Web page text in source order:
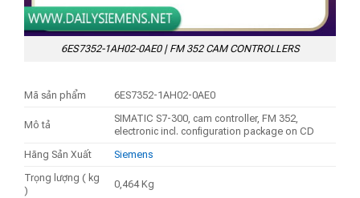
6ES7352-1AH02-0AE0 | FM 352 CAM CONTROLLERS
Mã sản phẩm 6ES7352-1AH02-0AE0
Mô tả
SIMATIC S7-300, cam controller, FM 352,
electronic incl. configuration package on CD
Hãng Sản Xuất
Siemens
Trọng lượng ( kg
)
0,464 Kg